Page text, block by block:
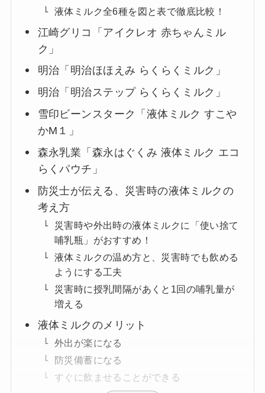
液体ミルク全6種を図と表で徹底比較！
江崎グリコ「アイクレオ 赤ちゃんミル
ク」
明治「明治ほほえみ らくらくミルク」
明治「明治ステップ らくらくミルク」
雪印ビーンスターク「液体ミルク すこや
かM１」
森永乳業「森永はぐくみ 液体ミルク エコ
らくパウチ」
防災士が伝える、災害時の液体ミルクの
考え方
災害時や外出時の液体ミルクに「使い捨て
哺乳瓶」がおすすめ！
液体ミルクの温め方と、災害時でも飲める
ようにする工夫
災害時に授乳間隔があくと1回の哺乳量が
増える
液体ミルクのメリット
外出が楽になる
防災備蓄になる
すぐに飲ませることができる